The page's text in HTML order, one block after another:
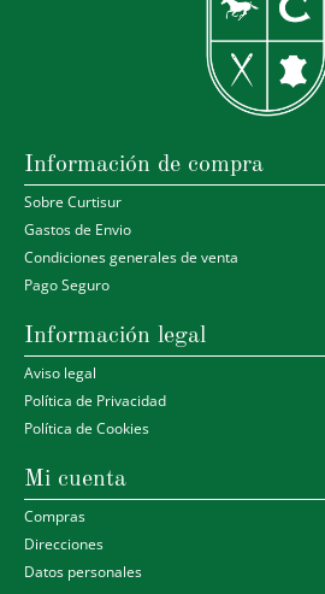
Información de compra
Sobre Curtisur
Gastos de Envio
Condiciones generales de venta
Pago Seguro
Información legal
Aviso legal
Política de Privacidad
Política de Cookies
Mi cuenta
Compras
Direcciones
Datos personales